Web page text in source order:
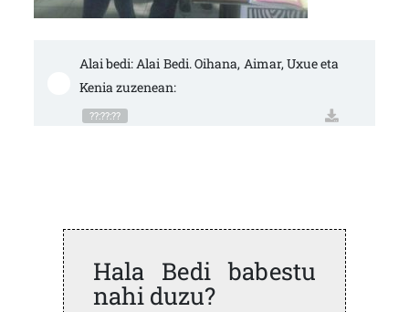
Alai bedi: Alai Bedi. Oihana, Aimar, Uxue eta
Kenia zuzenean:
??:??:??
Hala Bedi babestu
nahi duzu?